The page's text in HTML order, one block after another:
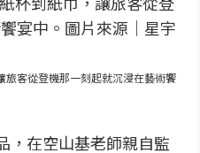
客從登機那一刻起就沉浸在藝術饗